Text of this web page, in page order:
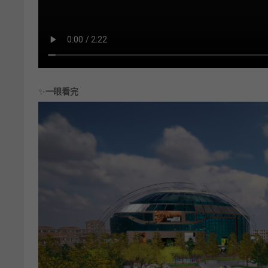
✨ 一眼看完